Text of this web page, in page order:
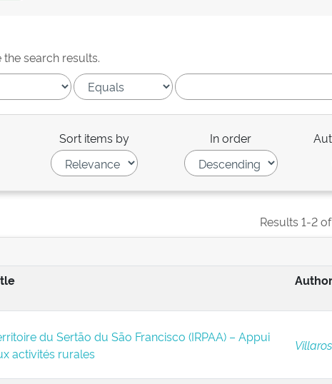
search results.
Sort items by In order
Results 1-2
du Sertão du São Francisco (IRPAA) – Appui
activités rurales